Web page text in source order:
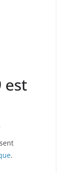
est
.